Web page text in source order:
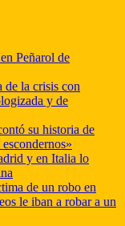
Peñarol de
la crisis con
y de
su historia de
y en Italia lo
de un robo en
le iban a robar a un